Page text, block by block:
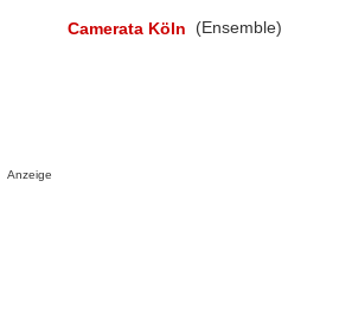
Camerata Köln (Ensemble)
Anzeige